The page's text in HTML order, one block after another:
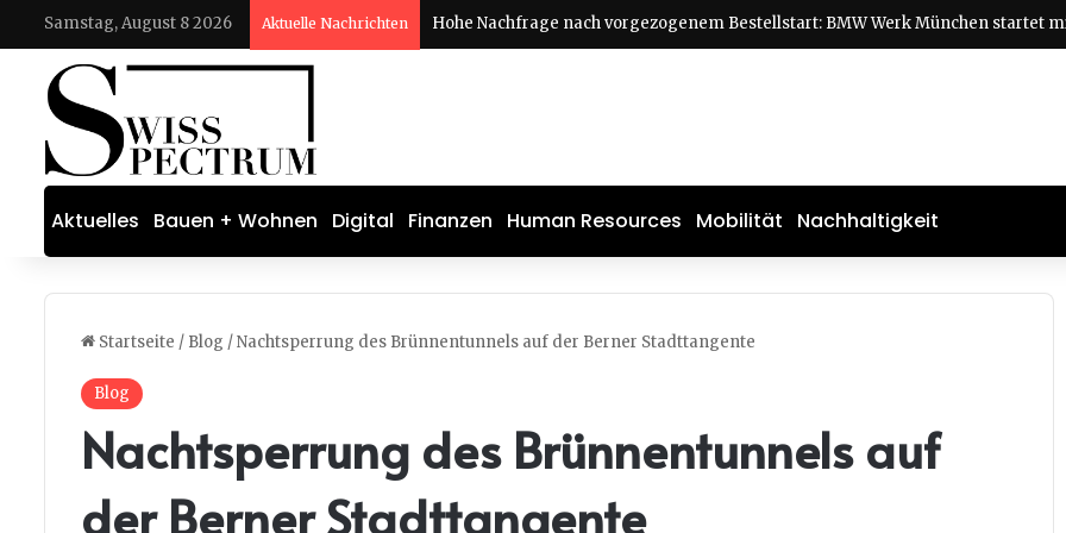
Samstag, August 8 2026 Aktuelle Nachrichten
Aktuelles Bauen + Wohnen Digital Finanzen Human Resources Mobilität Nachhaltigkeit
Startseite / Blog /Nachtsperrung des Brünnentunnels auf der Berner Stadttangente
Blog
Nachtsperrung des Brünnentunnels auf
der Berner Stadttangente